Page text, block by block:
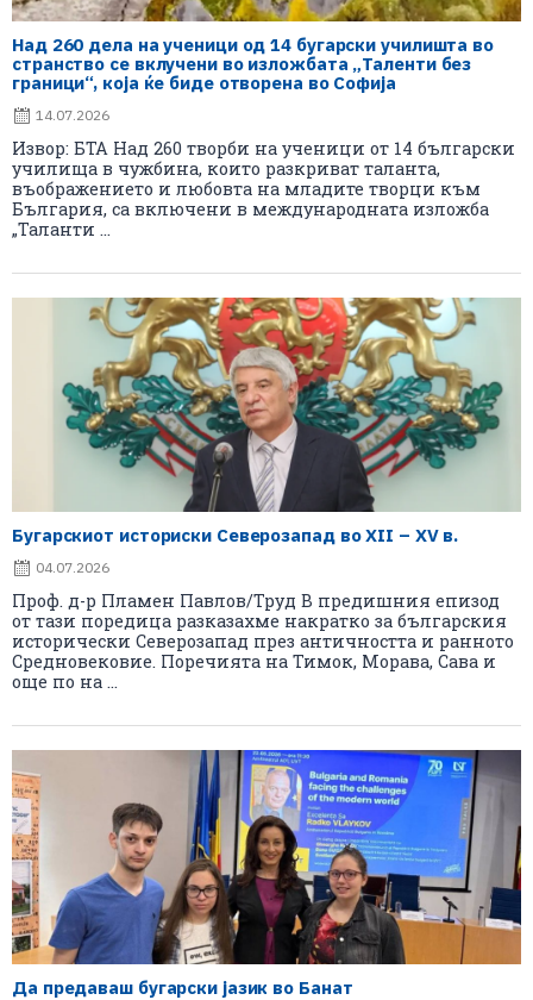
Над 260 дела на ученици од 14 бугарски училишта во
странство се вклучени во изложбата „Таленти без
граници“, која ќе биде отворена во Софија
14.07.2026
Извор: БТА Над 260 творби на ученици от 14 български
училища в чужбина, които разкриват таланта,
въображението и любовта на младите творци към
България, са включени в международната изложба
„Таланти ...
Бугарскиот историски Северозапад во XII – XV в.
04.07.2026
Проф. д-р Пламен Павлов/Труд В предишния епизод
от тази поредица разказахме накратко за българския
исторически Северозапад през античността и ранното
Средновековие. Поречията на Тимок, Морава, Сава и
още по на ...
Да предаваш бугарски јазик во Банат